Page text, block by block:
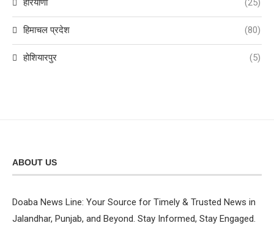
हरियाणा (25)
हिमाचल प्रदेश (80)
होशियारपुर (5)
ABOUT US
Doaba News Line: Your Source for Timely & Trusted News in
Jalandhar, Punjab, and Beyond. Stay Informed, Stay Engaged.